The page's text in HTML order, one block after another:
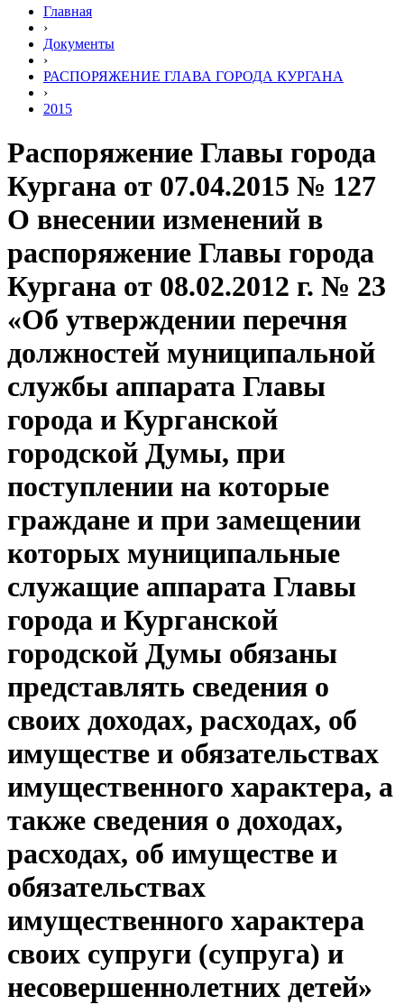
Главная
›
Документы
›
РАСПОРЯЖЕНИЕ ГЛАВА ГОРОДА КУРГАНА
›
2015
Распоряжение Главы города
Кургана от 07.04.2015 № 127
О внесении изменений в
распоряжение Главы города
Кургана от 08.02.2012 г. № 23
«Об утверждении перечня
должностей муниципальной
службы аппарата Главы
города и Курганской
городской Думы, при
поступлении на которые
граждане и при замещении
которых муниципальные
служащие аппарата Главы
города и Курганской
городской Думы обязаны
представлять сведения о
своих доходах, расходах, об
имуществе и обязательствах
имущественного характера, а
также сведения о доходах,
расходах, об имуществе и
обязательствах
имущественного характера
своих супруги (супруга) и
несовершеннолетних детей»